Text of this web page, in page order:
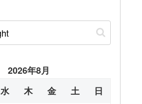
2026年8月
水 木 金 土
日